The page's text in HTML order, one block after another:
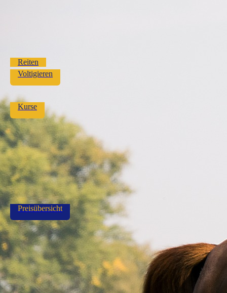
Reiten
Voltigieren
Kurse
Preisübersicht